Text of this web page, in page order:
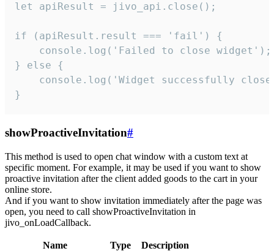
let apiResult = jivo_api.close();
if (apiResult.result === 'fail') {
    console.log('Failed to close widget');
} else {
console.log('Widget successfully
}
showProactiveInvitation#
This method is used to open chat window with a custom text at
specific moment. For example, it may be used if you want to show
proactive invitation after the client added goods to the cart in your
online store.
And if you want to show invitation immediately after the page was
open, you need to call showProactiveInvitation in
jivo_onLoadCallback.
Name Type
Description